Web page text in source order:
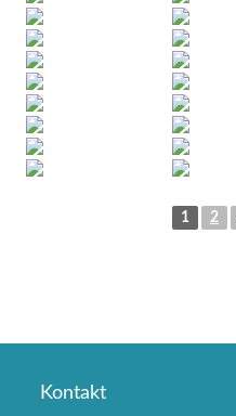
1 2
Kontakt